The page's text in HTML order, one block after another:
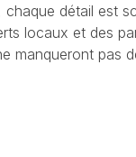
détail est
locaux et des
manqueront pas